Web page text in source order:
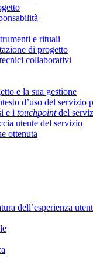
e rituali
di progetto
collaborativi
e la sua gestione
d’uso del servizio
e i touchpointdel
utente del servizio
ottenuta
dell’esperienza